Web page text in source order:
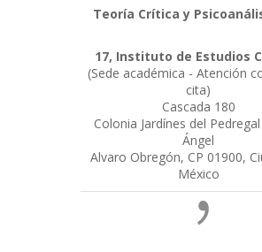
Teoría Crítica y
17, Instituto de Estudios
(Sede académica - Atención
cita)
Cascada 180
Colonia Jardínes del
Ángel
Alvaro Obregón, CP 01900,
México